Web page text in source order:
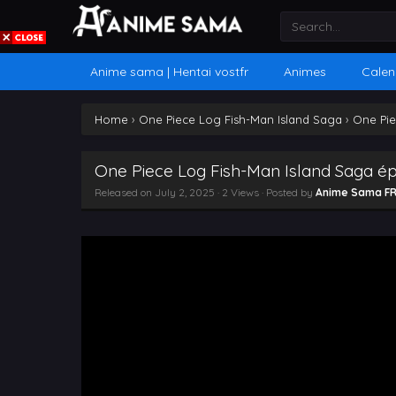
Anime sama | Hentai vostfr Animes
Home › One Piece Log Fish-Man Island Saga › One
One Piece Log Fish-Man Island Saga
Released on July 2, 2025 · 2 Views · Posted by Anime Sama FR